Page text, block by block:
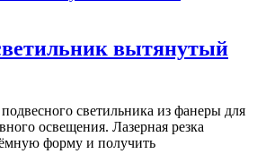
вытянутый
светильника из фанеры для
освещения. Лазерная резка
форму и получить